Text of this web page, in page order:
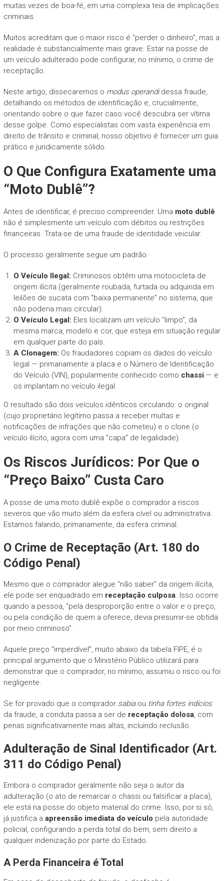
muitas vezes de boa-fé, em uma complexa teia de implicações
criminais.
Muitos acreditam que o maior risco é “perder o dinheiro”, mas a
realidade é substancialmente mais grave. Estar na posse de
um veículo adulterado pode configurar, no mínimo, o crime de
receptação.
Neste artigo, dissecaremos o modus operandidessa fraude,
detalhando os métodos de identificação e, crucialmente,
orientando sobre o que fazer caso você descubra ser vítima
desse golpe. Como especialistas com vasta experiência em
direito de trânsito e criminal, nosso objetivo é fornecer um guia
prático e juridicamente sólido.
O Que Configura Exatamente uma
“Moto Dublê”?
Antes de identificar, é preciso compreender. Uma moto dublê
não é simplesmente um veículo com débitos ou restrições
financeiras. Trata-se de uma fraude de identidade veicular.
O processo geralmente segue um padrão:
O Veículo Ilegal: Criminosos obtêm uma motocicleta de
origem ilícita (geralmente roubada, furtada ou adquirida em
leilões de sucata com “baixa permanente” no sistema, que
não poderia mais circular).
O Veículo Legal: Eles localizam um veículo “limpo”, da
mesma marca, modelo e cor, que esteja em situação regular
em qualquer parte do país.
A Clonagem: Os fraudadores copiam os dados do veículo
legal — primariamente a placa e o Número de Identificação
do Veículo (VIN), popularmente conhecido como chassi — e
os implantam no veículo ilegal.
O resultado são dois veículos idênticos circulando: o original
(cujo proprietário legítimo passa a receber multas e
notificações de infrações que não cometeu) e o clone (o
veículo ilícito, agora com uma “capa” de legalidade).
Os Riscos Jurídicos: Por Que o
“Preço Baixo” Custa Caro
A posse de uma moto dublê expõe o comprador a riscos
severos que vão muito além da esfera cível ou administrativa.
Estamos falando, primariamente, da esfera criminal.
O Crime de Receptação (Art. 180 do
Código Penal)
Mesmo que o comprador alegue “não saber” da origem ilícita,
ele pode ser enquadrado em receptação culposa. Isso ocorre
quando a pessoa, “pela desproporção entre o valor e o preço,
ou pela condição de quem a oferece, devia presumir-se obtida
por meio criminoso”.
Aquele preço “imperdível”, muito abaixo da tabela FIPE, é o
principal argumento que o Ministério Público utilizará para
demonstrar que o comprador, no mínimo, assumiu o risco ou foi
negligente.
Se for provado que o comprador sabiaou tinha fortes indícios
da fraude, a conduta passa a ser de receptação dolosa, com
penas significativamente mais altas, incluindo reclusão.
Adulteração de Sinal Identificador (Art.
311 do Código Penal)
Embora o comprador geralmente não seja o autor da
adulteração (o ato de remarcar o chassi ou falsificar a placa),
ele está na posse do objeto material do crime. Isso, por si só,
já justifica a apreensão imediata do veículo pela autoridade
policial, configurando a perda total do bem, sem direito a
qualquer indenização por parte do Estado.
A Perda Financeira é Total